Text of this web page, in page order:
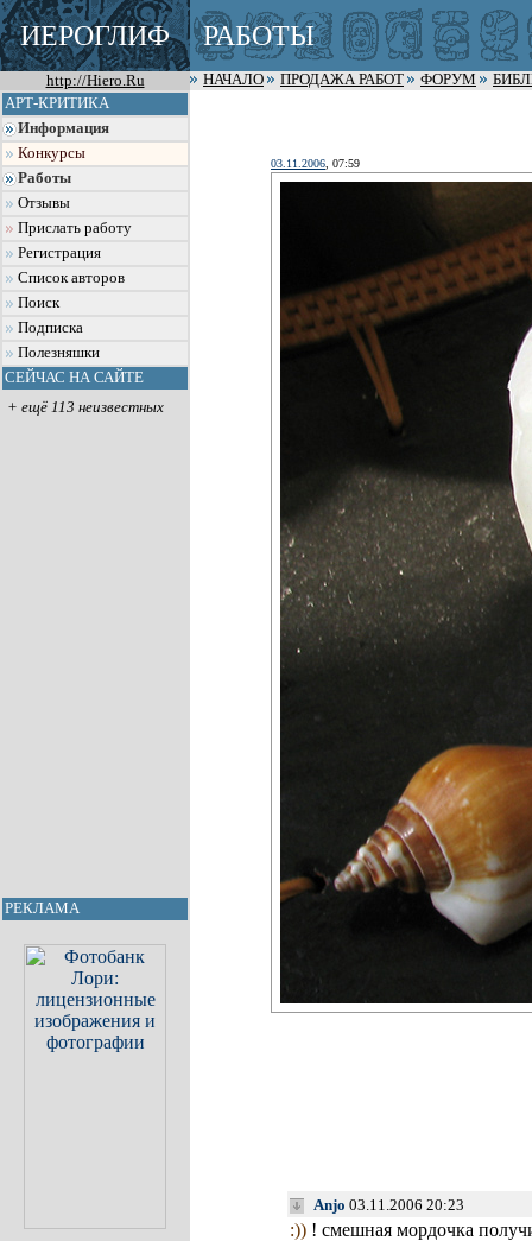
ИЕРОГЛИФ РАБОТЫ
http://Hiero.Ru НАЧАЛО ПРОДАЖА РАБОТ ФОРУМ
АРТ-КРИТИКА
Информация
Конкурсы
Работы
Отзывы
Прислать работу
Регистрация
Список авторов
Поиск
Подписка
Полезняшки
СЕЙЧАС НА САЙТЕ
+ ещё 113 неизвестных
РЕКЛАМА
03.11.2006 , 07:59
Anjo 03.11.2006 20:23
:)) ! смешная мордочка